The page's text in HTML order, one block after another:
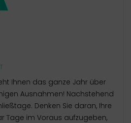
Ihnen das ganze Jahr über
Ausnahmen! Nachstehend
Denken Sie daran, Ihre
Tage im Voraus aufzugeben,